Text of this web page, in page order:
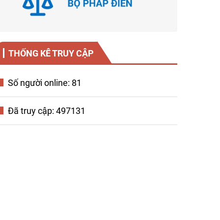
THỐNG KÊ TRUY CẬP
Số người online: 81
Đã truy cập: 497131